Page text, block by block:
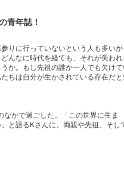
青年誌！
りに行っていないという人も多いか
んなに時代を経ても、それが失われ
か。もし先祖の誰か一人でも欠け
ちは自分が生かされている存在だと
かで過ごした。「この世界に生ま
と語るKさんに、両親や先祖、そし